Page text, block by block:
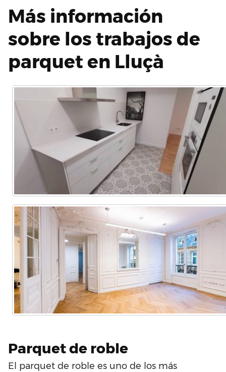
Más información
sobre los trabajos de
parquet en Lluçà
Parquet de roble
El parquet de roble es uno de los más